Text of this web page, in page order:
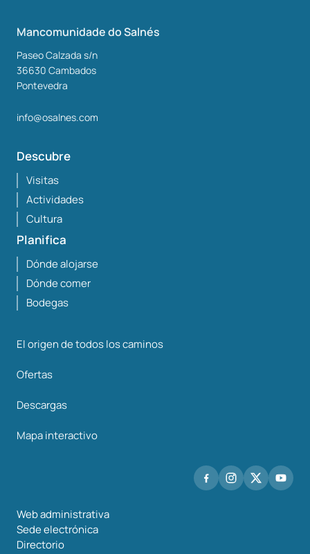
Mancomunidade do Salnés
Paseo Calzada s/n
36630 Cambados
Pontevedra
info@osalnes.com
Descubre
Visitas
Actividades
Cultura
Planifica
Dónde alojarse
Dónde comer
Bodegas
El origen de todos los caminos
Ofertas
Descargas
Mapa interactivo
Web administrativa
Sede electrónica
Directorio